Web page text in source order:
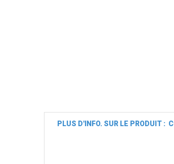
PLUS D'INFO. SUR LE PRODUIT :